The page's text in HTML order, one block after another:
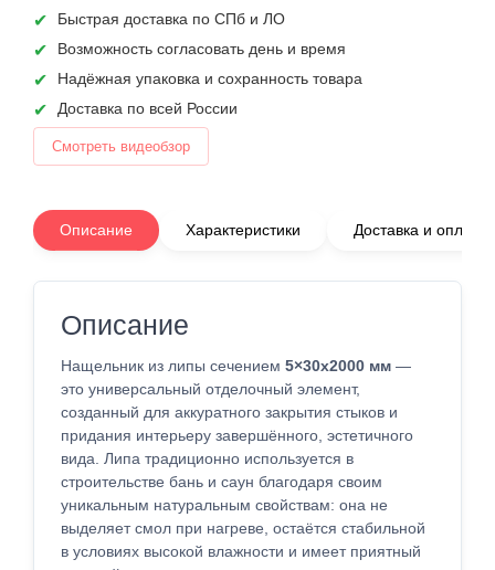
Быстрая доставка по СПб и ЛО
Возможность согласовать день и время
Надёжная упаковка и сохранность товара
Доставка по всей России
Смотреть видеобзор
Описание Характеристики Доставка и оплата
Описание
Нащельник из липы сечением 5×30x2000 мм —
это универсальный отделочный элемент,
созданный для аккуратного закрытия стыков и
придания интерьеру завершённого, эстетичного
вида. Липа традиционно используется в
строительстве бань и саун благодаря своим
уникальным натуральным свойствам: она не
выделяет смол при нагреве, остаётся стабильной
в условиях высокой влажности и имеет приятный